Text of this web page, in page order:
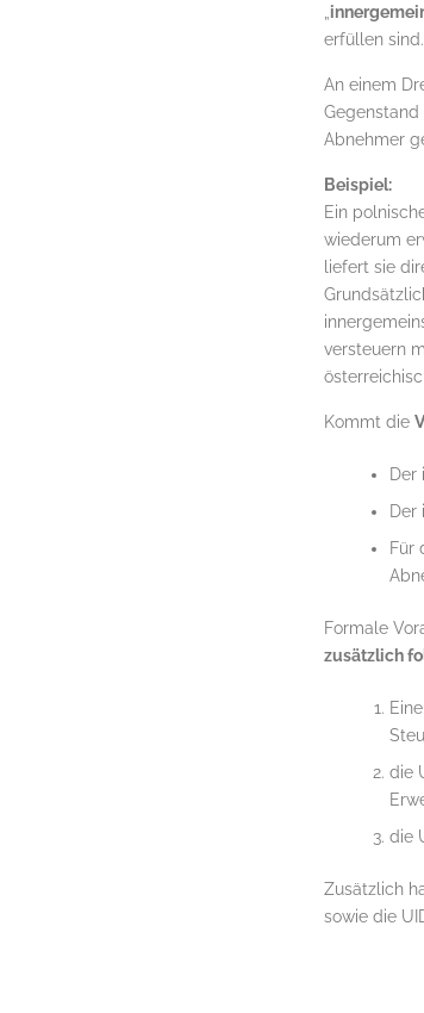
erfüllen sind.
An einem
Abnehmer
Beispiel:
Ein
wiederum
liefert sie
versteuern
Kommt die
Der
Der
Für
Formale
zusätzlich
die
die
Zusätzlich
sowie die